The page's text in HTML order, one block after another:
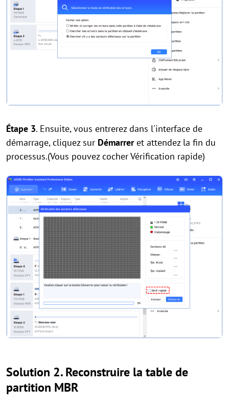
Étape 3. Ensuite, vous entrerez dans l'interface de
démarrage, cliquez sur Démarreret attendez la fin du
processus.(Vous pouvez cocher Vérification rapide)
Solution 2. Reconstruire la table de
partition MBR